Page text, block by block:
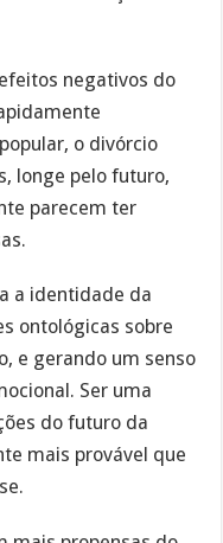
negativos do
o divórcio
longe pelo futuro,
parecem ter
a identidade da
ontológicas sobre
e gerando um senso
Ser uma
do futuro da
mais provável que